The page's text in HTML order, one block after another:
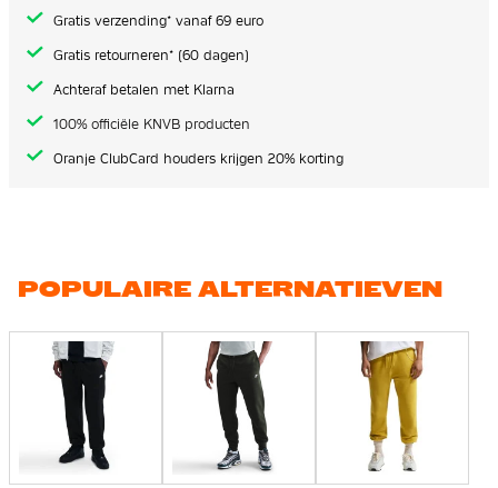
Gratis verzending* vanaf 69 euro
Gratis retourneren* (60 dagen)
Achteraf betalen met Klarna
100% officiële KNVB producten
Oranje ClubCard houders krijgen 20% korting
POPULAIRE ALTERNATIEVEN